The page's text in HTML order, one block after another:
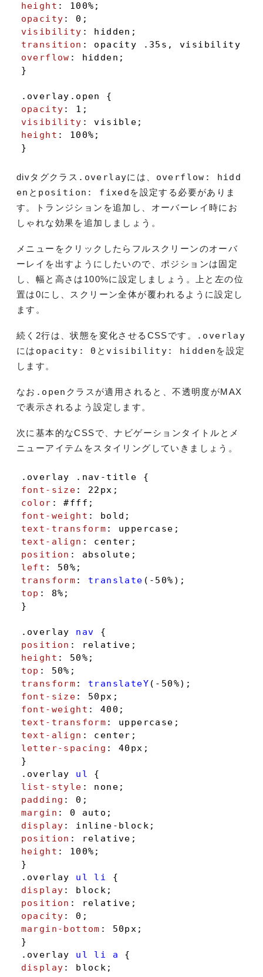
height : 100%
opacity : 0
visibility
transition : opacity . 35s , visibility .
overflow : hidden;
}
.overlay .open
opacity : 1
visibility
height : 100% ;
}
divタグクラス .overlayには、 overflow: hidd
en と position: fixed を設定する必要がありま
す。トランジションを追加し、オーバーレイ時にお
しゃれな効果を追加しましょう。
メニューをクリックしたらフルスクリーンのオーバ
ーレイを出すようにしたいので、ポジションは固定
し、幅と高さは100%に設定しましょう。上と左の位
置は0にし、スクリーン全体が覆われるように設定し
ます。
続く2行は、状態を変化させるCSSです。 .overlay
には opacity: 0 と visibility: hidden を設定
します。
なお .open クラスが適用されると、不透明度がMAX
で表示されるよう設定します。
次に基本的なCSSで、ナビゲーションタイトルとメ
ニューアイテムをスタイリングしていきましょう。
.overlay .nav-title
font-size : 22px
color : #fff
font-weight
text-transform
text-align
position
left : 50%
transform : translate
top : 8% ;
}
.overlay nav
position
height : 50%
top : 50%
transform : translateY
font-size : 50px
font-weight : 400
text-transform
text-align
letter-spacing : 40px ;
.overlay
ul
list-style
padding : 0
margin : 0
display
position
height : 100% ;
.overlay
ul li
display
position
opacity : 0
margin-bottom : 50px ;
.overlay
ul li a
display